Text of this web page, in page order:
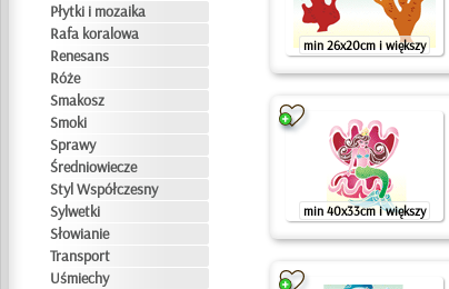
Płytki i mozaika
Rafa koralowa
Renesans
Róże
Smakosz
Smoki
Sprawy
Średniowiecze
Styl Współczesny
Sylwetki
Słowianie
Transport
Uśmiechy
min 26x20cm i większy
min 40x33cm i większy